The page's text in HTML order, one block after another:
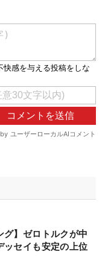
グ】ゼロトルクが中
ッセイも安定の上位